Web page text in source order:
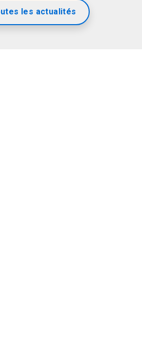
les actualités